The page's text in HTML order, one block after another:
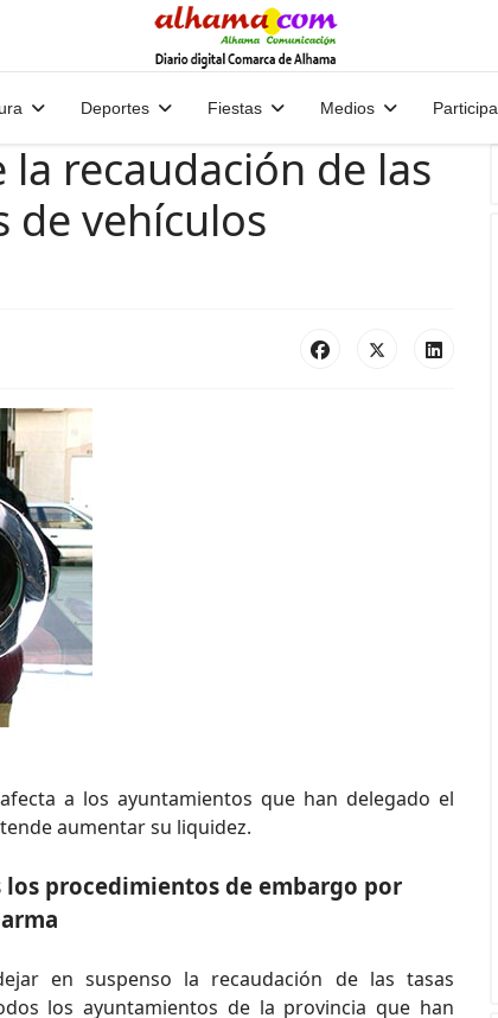
Deportes Fiestas Medios Participa
recaudación de las
de vehículos
a los ayuntamientos que han delegado el
aumentar su liquidez.
procedimientos de embargo por
en suspenso la recaudación de las tasas
los ayuntamientos de la provincia que han